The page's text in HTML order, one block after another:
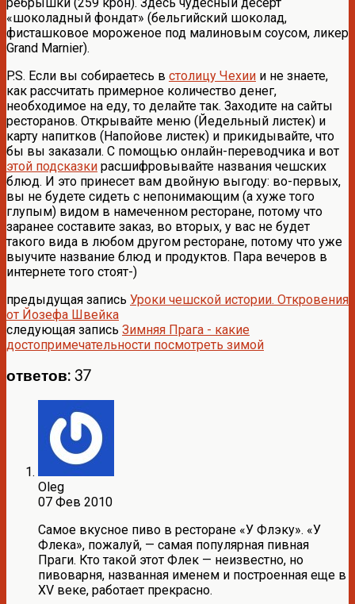
«шоколадный фондат» (бельгийский шоколад,
фисташковое мороженое под малиновым соусом, ликер
Grand Marnier).
P.S. Если вы собираетесь в столицу Чехии и не знаете,
как рассчитать примерное количество денег,
необходимое на еду, то делайте так. Заходите на сайты
ресторанов. Открывайте меню (Йедельный листек) и
карту напитков (Напойове листек) и прикидывайте, что
бы вы заказали. С помощью онлайн-переводчика и вот
этой подсказки расшифровывайте названия чешских
блюд. И это принесет вам двойную выгоду: во-первых,
вы не будете сидеть с непонимающим (а хуже того
глупым) видом в намеченном ресторане, потому что
заранее составите заказ, во вторых, у вас не будет
такого вида в любом другом ресторане, потому что уже
выучите название блюд и продуктов. Пара вечеров в
интернете того стоят-)
предыдущая запись Уроки чешской истории. Откровения
от Йозефа Швейка
следующая запись Зимняя Прага - какие
достопримечательности посмотреть зимой
ответов: 37
Oleg
07 Фев 2010
Самое вкусное пиво в ресторане «У Флэку». «У
Флека», пожалуй, — самая популярная пивная
Праги. Кто такой этот Флек — неизвестно, но
пивоварня, названная именем и построенная еще в
XV веке, работает прекрасно.